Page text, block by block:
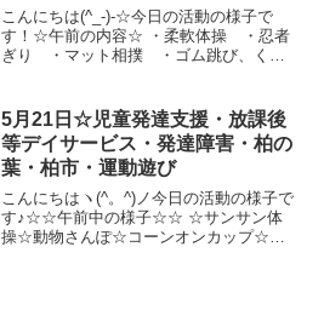
こんにちは(^_-)-☆今日の活動の様子で
す！☆午前の内容☆ ・柔軟体操 ・忍者
ぎり ・マット相撲 ・ゴム跳び、くぐ
（鉄棒ぶらさがり）・グーパージャンプ
（カンガルージャン...
5月21日☆児童発達支援・放課後
等デイサービス・発達障害・柏の
葉・柏市・運動遊び
こんにちはヽ(^。^)ノ今日の活動の様子で
す♪☆☆午前中の様子☆☆ ☆サンサン体
操☆動物さんぽ☆コーンオンカップ☆ワ